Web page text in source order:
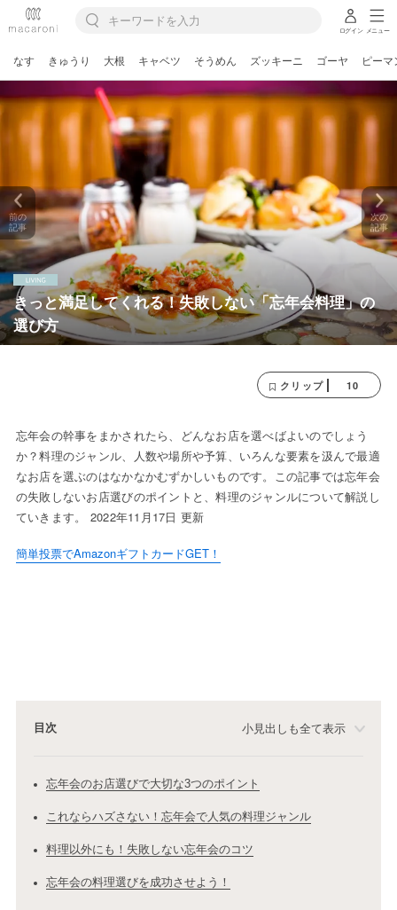
ログイン メニュー
なす きゅうり 大根 キャベツ そうめん ズッキーニ ゴーヤ ピーマ
きっと満足してくれる！失敗しない「忘年会料理」の
選び方
前の
記事
次の
記事
クリップ 10
忘年会の幹事をまかされたら、どんなお店を選べばよいのでしょう
か？料理のジャンル、人数や場所や予算、いろんな要素を汲んで最適
なお店を選ぶのはなかなかむずかしいものです。この記事では忘年会
の失敗しないお店選びのポイントと、料理のジャンルについて解説し
ていきます。 2022年11月17日 更新
簡単投票でAmazonギフトカードGET！
目次 小見出しも全て表示
忘年会のお店選びで大切な3つのポイント
これならハズさない！忘年会で人気の料理ジャンル
料理以外にも！失敗しない忘年会のコツ
忘年会の料理選びを成功させよう！